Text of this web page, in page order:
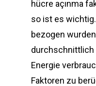
hücre açınma
so ist es
bezogen
durchschnittlich
Energie
Faktoren zu